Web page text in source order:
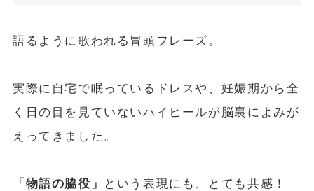
語るように歌われる冒頭フレーズ。
実際に自宅で眠っているドレスや、妊娠期から全
く日の目を見ていないハイヒールが脳裏によみが
えってきました。
「物語の脇役」
という表現にも、とても共感！